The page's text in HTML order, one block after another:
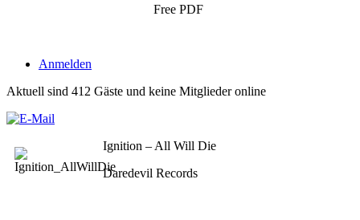
Free PDF
Anmelden
Aktuell sind 412 Gäste und keine Mitglieder online
Ignition – All Will Die
Daredevil Records